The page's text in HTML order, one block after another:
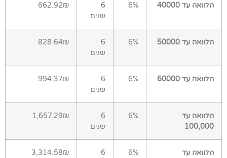
הלוואה עד 40000 6%
6
שנים
662.92₪
הלוואה עד 50000 6%
6
שנים
828.64₪
הלוואה עד 60000 6%
6
שנים
994.37₪
הלוואה עד
100,000
6%
6
שנים
1,657.29₪
הלוואה עד
6%
6
3,314.58₪